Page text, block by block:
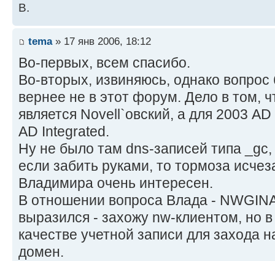
В.
tema» 17 янв 2006, 18:12
Во-первых, всем спасибо.
Во-вторых, извиняюсь, однако
вернее не в этот форум. Дело в том,
является Novell`овский, а для 2003
AD Integrated.
Ну не было там dns-записей типа
если забить руками, то тормоза
Владимира очень интересен.
В отношении вопроса Влада -
выразился - захожу nw-клиентом, но
качестве учетной записи для захода
домен.